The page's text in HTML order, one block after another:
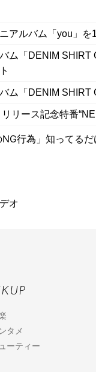
アルバム「you」を
ム「DENIM
ム「DENIM SHIRT
リース記念特番
NG行為」知ってる
オ
タメ
ーティー